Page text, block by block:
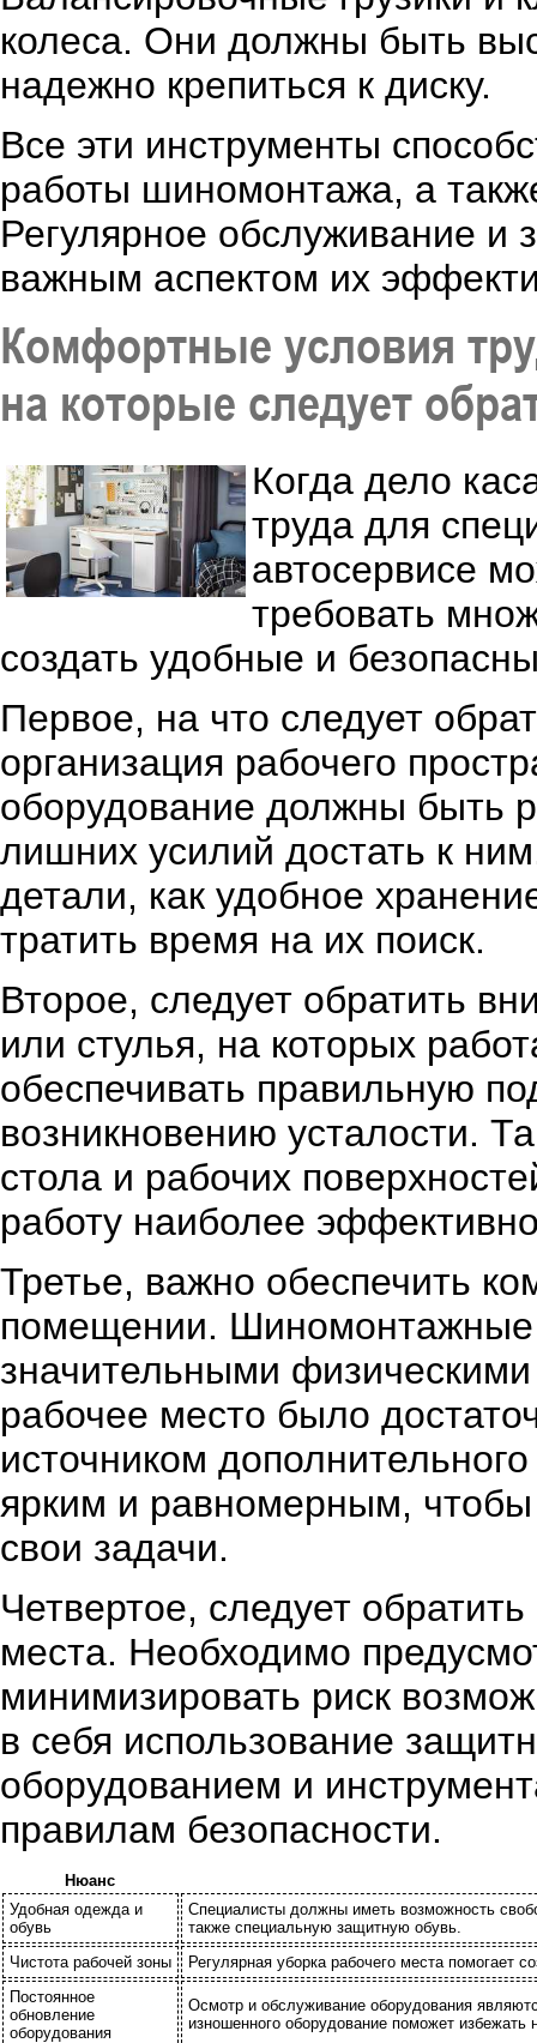
колеса. Они должны быть
надежно крепиться к диску.
Все эти инструменты
работы шиномонтажа, а
Регулярное обслуживание и
важным аспектом их
Комфортные условия
на которые следует
Когда дело
труда для
автосервисе
требовать
создать удобные и
Первое, на что следует
организация рабочего
оборудование должны быть
лишних усилий достать к
детали, как удобное
тратить время на их поиск.
Второе, следует обратить
или стулья, на которых
обеспечивать правильную
возникновению усталости.
стола и рабочих
работу наиболее
Третье, важно обеспечить
помещении. Шиномонтажные
значительными
рабочее место было
источником
ярким и равномерным,
свои задачи.
Четвертое, следует
места. Необходимо
минимизировать риск
в себя использование
оборудованием и
правилам безопасности.
Нюанс
Удобная одежда и
обувь
Специалисты должны иметь возможность
также специальную защитную обувь.
Чистота рабочей зоны
Регулярная уборка рабочего места помогает
Постоянное
обновление
оборудования
Осмотр и обслуживание оборудования
изношенного оборудование поможет